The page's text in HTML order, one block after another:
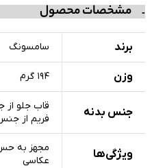
مشخصات محصول
برند سامسونگ
وزن ۱۹۴ گرم
جنس بدنه
قاب جلو
فریم از
ویژگی‌ها
مجهز به
عکاسی